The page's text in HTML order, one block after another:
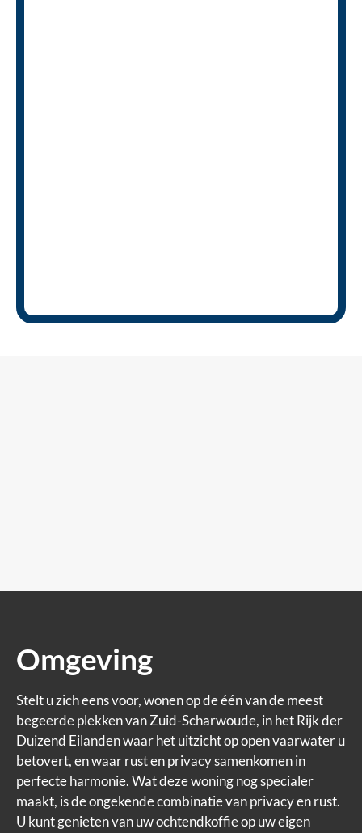
Omgeving
Stelt u zich eens voor, wonen op de één van de meest
begeerde plekken van Zuid-Scharwoude, in het Rijk der
Duizend Eilanden waar het uitzicht op open vaarwater u
betovert, en waar rust en privacy samenkomen in
perfecte harmonie. Wat deze woning nog specialer
maakt, is de ongekende combinatie van privacy en rust.
U kunt genieten van uw ochtendkoffie op uw eigen